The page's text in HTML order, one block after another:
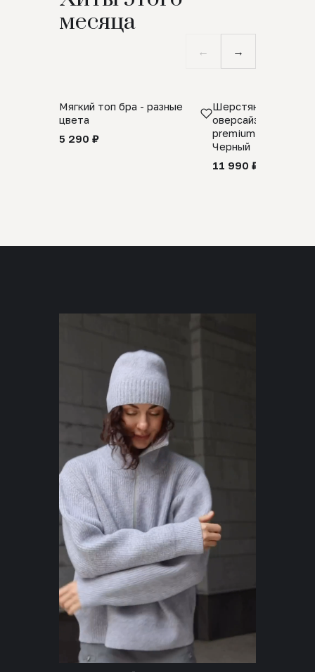
месяца
← →
Мягкий топ бра - разные
цвета
5 290 ₽
Шерстяной свитер
оверсайз 100%
premium merino
Черный
11 990 ₽